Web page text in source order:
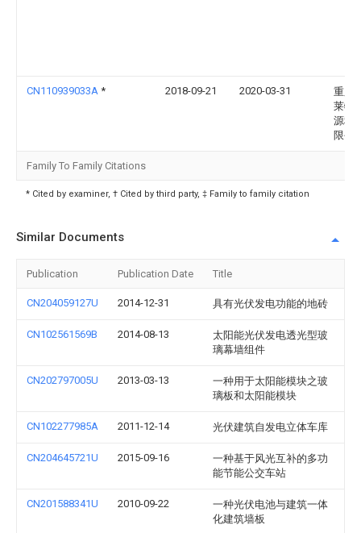
CN110939033A * 2018-09-21 2020-03-31
重庆
莱特
源科
限公
Family To Family Citations
* Cited by examiner, † Cited by third party, ‡ Family to family citation
Similar Documents
Publication Publication Date Title
CN204059127U 2014-12-31 具有光伏发电功能的地砖
CN102561569B 2014-08-13
太阳能光伏发电透光型玻
璃幕墙组件
CN202797005U 2013-03-13
一种用于太阳能模块之玻
璃板和太阳能模块
CN102277985A 2011-12-14 光伏建筑自发电立体车库
CN204645721U 2015-09-16
一种基于风光互补的多功
能节能公交车站
CN201588341U 2010-09-22
一种光伏电池与建筑一体
化建筑墙板